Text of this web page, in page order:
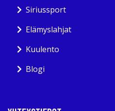
Siriussport
Elämyslahjat
Kuulento
Blogi